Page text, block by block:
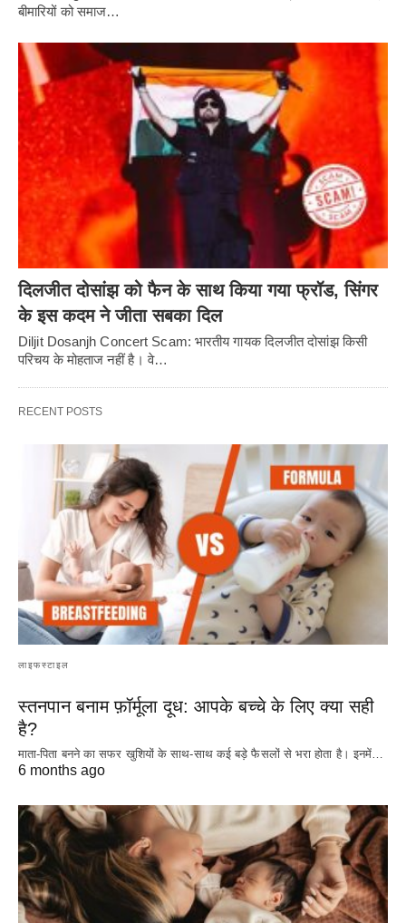
बीमारियों को समाज…
दिलजीत दोसांझ को फैन के साथ किया गया फ्रॉड, सिंगर
के इस कदम ने जीता सबका दिल
Diljit Dosanjh Concert Scam: भारतीय गायक दिलजीत दोसांझ किसी
परिचय के मोहताज नहीं है। वे…
RECENT POSTS
लाइफस्टाइल
स्तनपान बनाम फ़ॉर्मूला दूध: आपके बच्चे के लिए क्या सही
है?
माता-पिता बनने का सफर खुशियों के साथ-साथ कई बड़े फैसलों से भरा होता है। इनमें…
6 months ago